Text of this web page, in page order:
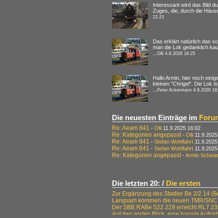
Interessant wird das Bild
Zuges, die, durch die
22:23
Das erklärt natürlich das
man die Lok gedanklich
Olli 4.8.2026 18:25
Hallo Armin, hier noch
kleinen "Chrigel". Die Lok
Peter Ackermann 4.8.2026
Die neuesten Einträge im
Re: Aeam 841 - Olli 11.9.2025 16:02
Re: Kategorien angepasst - Olli
Re: Aeam 841 - Stefan Wohlfahrt
Re: Aeam 841 - Stefan Wohlfahrt
Re: Kategorien angepasst - Armin
Die letzten 20: / Die ersten
Zur Ergänzung des Stadler Be 2/2 14
Langsam kommen die neuen TMR/
Der SBB RABe 522 229 erreicht RL7
Auf den ersten Blick, eine banale